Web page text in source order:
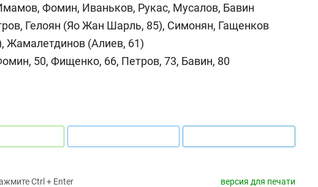
Фомин, Иваньков, Рукас, Мусалов, Бавин
Гелоян (Яо Жан Шарль, 85), Симонян, Гащенков
Жамалетдинов (Алиев, 61)
50, Фищенко, 66, Петров, 73, Бавин, 80
Ctrl + Enter версия для печати